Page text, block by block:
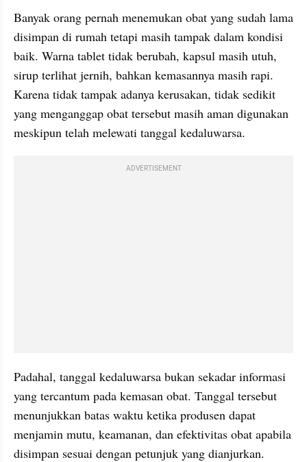
Banyak orang pernah menemukan obat yang sudah lama
disimpan di rumah tetapi masih tampak dalam kondisi
baik. Warna tablet tidak berubah, kapsul masih utuh,
sirup terlihat jernih, bahkan kemasannya masih rapi.
Karena tidak tampak adanya kerusakan, tidak sedikit
yang menganggap obat tersebut masih aman digunakan
meskipun telah melewati tanggal kedaluwarsa.
ADVERTISEMENT
Padahal, tanggal kedaluwarsa bukan sekadar informasi
yang tercantum pada kemasan obat. Tanggal tersebut
menunjukkan batas waktu ketika produsen dapat
menjamin mutu, keamanan, dan efektivitas obat apabila
disimpan sesuai dengan petunjuk yang dianjurkan.